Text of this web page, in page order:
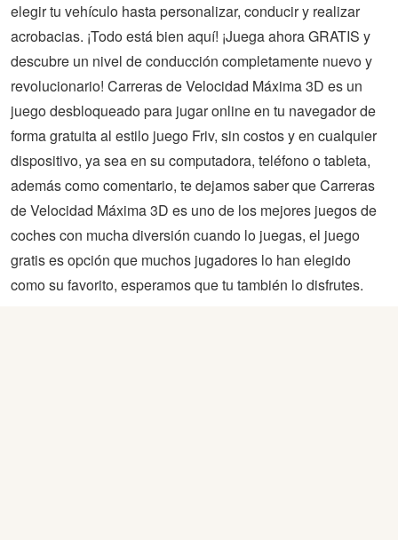
elegir tu vehículo hasta personalizar, conducir y realizar
acrobacias. ¡Todo está bien aquí! ¡Juega ahora GRATIS y
descubre un nivel de conducción completamente nuevo y
revolucionario! Carreras de Velocidad Máxima 3D es un
juego desbloqueado para jugar online en tu navegador de
forma gratuita al estilo juego Friv, sin costos y en cualquier
dispositivo, ya sea en su computadora, teléfono o tableta,
además como comentario, te dejamos saber que Carreras
de Velocidad Máxima 3D es uno de los mejores juegos de
coches con mucha diversión cuando lo juegas, el juego
gratis es opción que muchos jugadores lo han elegido
como su favorito, esperamos que tu también lo disfrutes.